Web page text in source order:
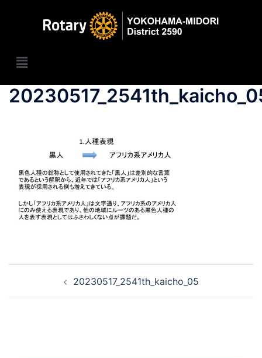
20230517_2541th_kaicho_05